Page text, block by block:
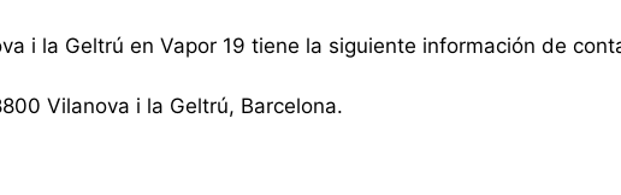
i la Geltrú en Vapor 19 tiene la siguiente información de
Vilanova i la Geltrú, Barcelona.